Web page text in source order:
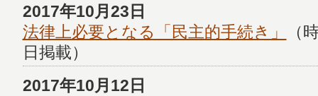
2017年10月23日
法律上必要となる「民主的手続き」
（
日掲載）
2017年10月12日